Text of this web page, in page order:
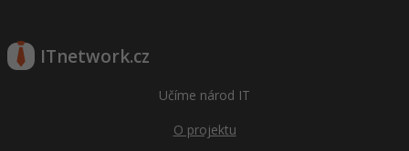
ITnetwork.cz
Učíme národ IT
O projektu